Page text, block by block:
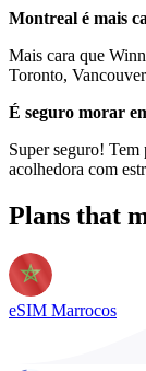
Montreal é mais
Mais cara que
Toronto,
É seguro morar
Super seguro! Tem
acolhedora com
Plans that
eSIM Marrocos